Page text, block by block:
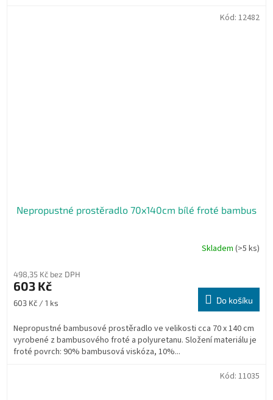
Nepropustné prostěradlo 70x140cm bílé froté bambus
Skladem (>5 ks)
498,35 Kč bez DPH
603 Kč
Měrná
603 Kč / 1 ks Do košíku
Nepropustné bambusové prostěradlo ve velikosti cca 70 x 140 cm
vyrobené z bambusového froté a polyuretanu. Složení materiálu je
froté povrch: 90% bambusová viskóza, 10%...
Kód: 12482
Kód: 11035